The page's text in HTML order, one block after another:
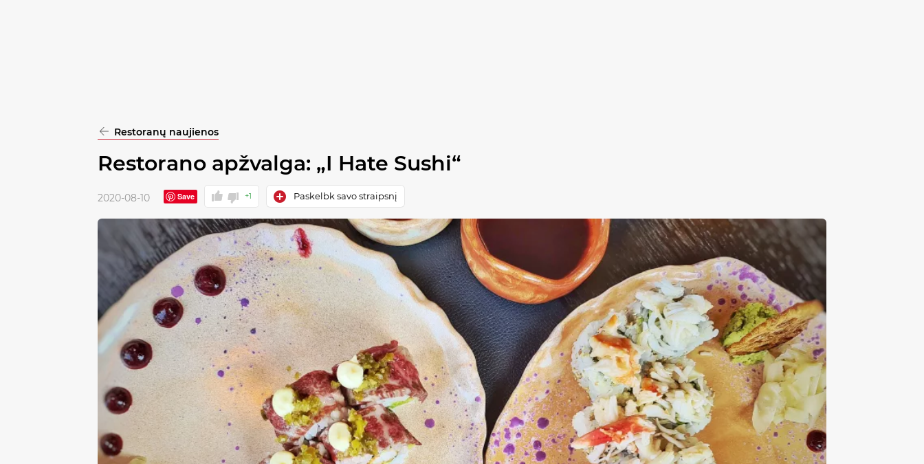
Restoranų naujienos
Restorano apžvalga: „I Hate Sushi“
2020-08-10 Save +1 Paskelbk savo straipsnį